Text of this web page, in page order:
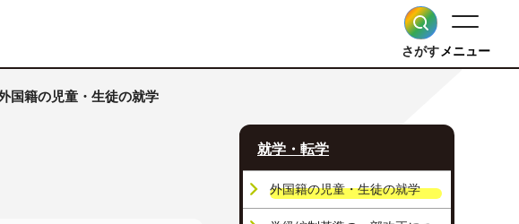
さがすメニュー
国籍の児童・生徒の就学
就学・転学
外国籍の児童・生徒の就学